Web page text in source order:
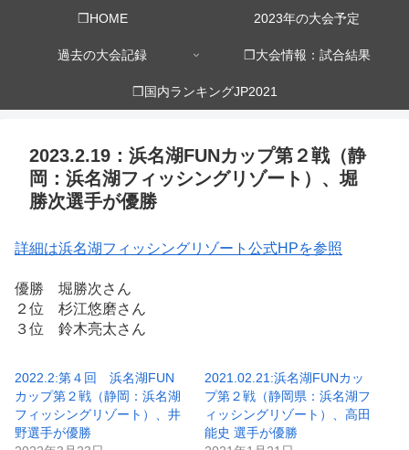
❒HOME 2023年の大会予定
過去の大会記録 ❒大会情報：試合結果
❒国内ランキングJP2021
2023.2.19：浜名湖FUNカップ第２戦（静
岡：浜名湖フィッシングリゾート）、堀
勝次選手が優勝
詳細は浜名湖フィッシングリゾート公式HPを参照
優勝 堀勝次さん
２位 杉江悠磨さん
３位 鈴木亮太さん
2022.2:第４回 浜名湖FUN
カップ第２戦（静岡：浜名湖
フィッシングリゾート）、井
野選手が優勝
2021.02.21:浜名湖FUNカッ
プ第２戦（静岡県：浜名湖フ
ィッシングリゾート）、高田
能史 選手が優勝